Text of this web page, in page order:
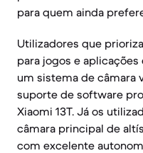
para quem ainda
Utilizadores que
para jogos e
um sistema de câmara
suporte de software
Xiaomi 13T. Já os
câmara principal de
com excelente